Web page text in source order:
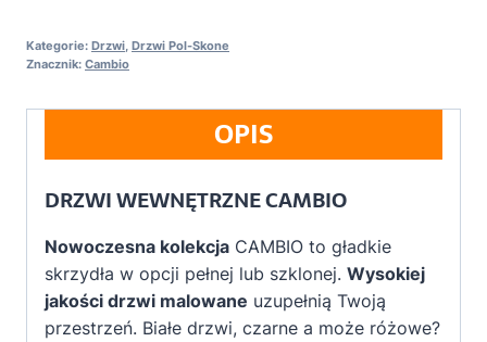
Kategorie: Drzwi, Drzwi Pol-Skone
Znacznik: Cambio
OPIS
DRZWI WEWNĘTRZNE CAMBIO
Nowoczesna kolekcja CAMBIO to gładkie
skrzydła w opcji pełnej lub szklonej. Wysokiej
jakości drzwi malowane uzupełnią Twoją
przestrzeń. Białe drzwi, czarne a może różowe?